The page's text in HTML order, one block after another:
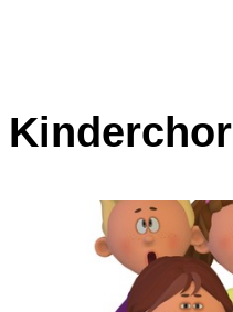
Kinderchor